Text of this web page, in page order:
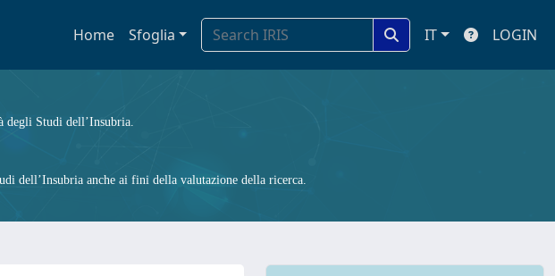
Home Sfoglia IT LOGIN
degli Studi dell’Insubria.
dell’Insubria anche ai fini della valutazione della ricerca.